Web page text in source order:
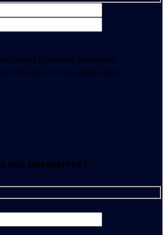
принять условия:
своих персональных данных
вас интересует?